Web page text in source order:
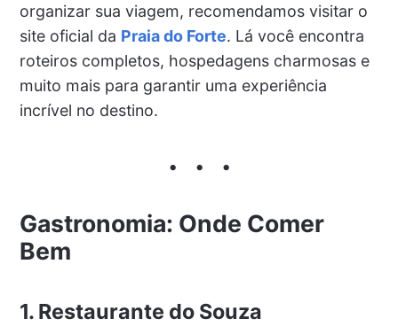
organizar sua viagem, recomendamos visitar o
site oficial da Praia do Forte. Lá você encontra
roteiros completos, hospedagens charmosas e
muito mais para garantir uma experiência
incrível no destino.
Gastronomia: Onde Comer
Bem
1. Restaurante do Souza